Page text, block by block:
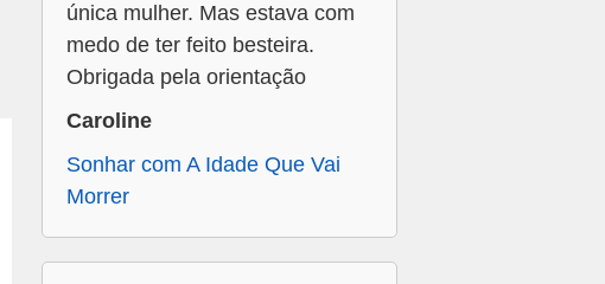
única mulher. Mas estava com
medo de ter feito besteira.
Obrigada pela orientação
Caroline
Sonhar com A Idade Que Vai
Morrer